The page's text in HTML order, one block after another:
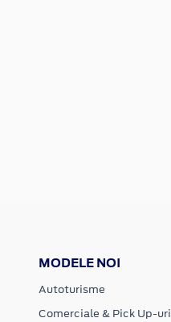
MODELE NOI
Autoturisme
Comerciale & Pick Up-uri